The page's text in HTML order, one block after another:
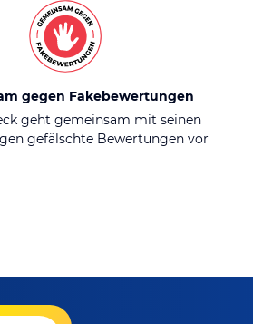
gegen Fakebewertungen
geht gemeinsam mit seinen
gefälschte Bewertungen vor